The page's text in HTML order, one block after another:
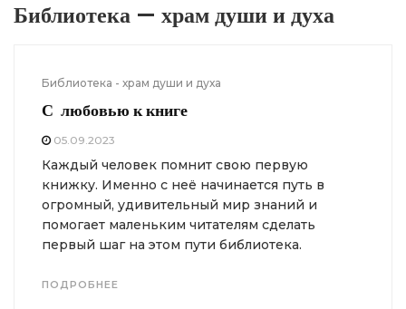
Библиотека — храм души и духа
Библиотека - храм души и духа
С любовью к книге
05.09.2023
Каждый человек помнит свою первую
книжку. Именно с неё начинается путь в
огромный, удивительный мир знаний и
помогает маленьким читателям сделать
первый шаг на этом пути библиотека.
ПОДРОБНЕЕ